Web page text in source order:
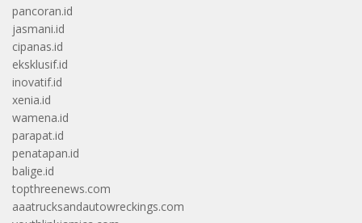
pancoran.id
jasmani.id
cipanas.id
eksklusif.id
inovatif.id
xenia.id
wamena.id
parapat.id
penatapan.id
balige.id
topthreenews.com
aaatrucksandautowreckings.com